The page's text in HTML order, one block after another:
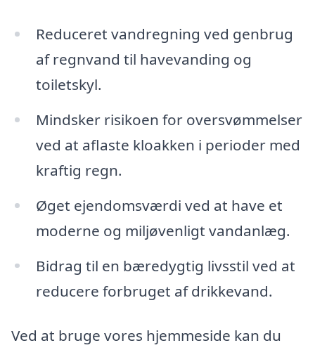
Reduceret vandregning ved genbrug
af regnvand til havevanding og
toiletskyl.
Mindsker risikoen for oversvømmelser
ved at aflaste kloakken i perioder med
kraftig regn.
Øget ejendomsværdi ved at have et
moderne og miljøvenligt vandanlæg.
Bidrag til en bæredygtig livsstil ved at
reducere forbruget af drikkevand.
Ved at bruge vores hjemmeside kan du